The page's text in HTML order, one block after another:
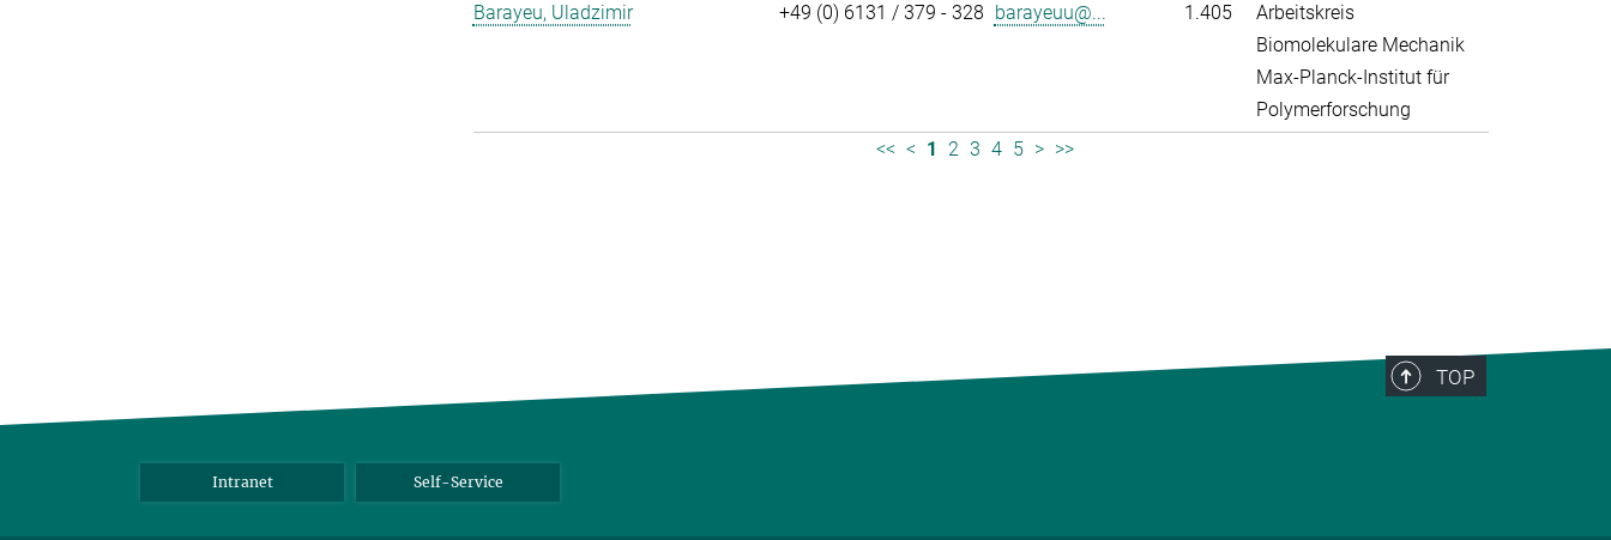
Barayeu, Uladzimir
+49 (0) 6131 / 379 - 328 barayeuu@... 1.405
Arbeitskreis
Biomolekulare Mechanik
Max-Planck-Institut für
Polymerforschung
<< < 1 2 3 4 5 > >>
TOP
Intranet Self-Service